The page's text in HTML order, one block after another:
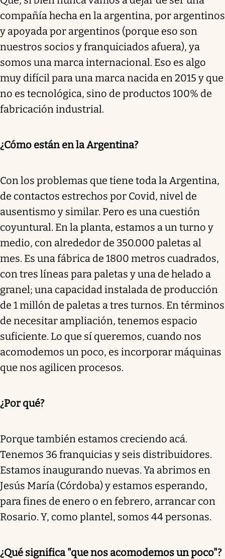
compañía hecha en la argentina, por argentinos
y apoyada por argentinos (porque eso son
nuestros socios y franquiciados afuera), ya
somos una marca internacional. Eso es algo
muy difícil para una marca nacida en 2015 y que
no es tecnológica, sino de productos 100% de
fabricación industrial.
¿Cómo están en la Argentina?
Con los problemas que tiene toda la Argentina,
de contactos estrechos por Covid, nivel de
ausentismo y similar. Pero es una cuestión
coyuntural. En la planta, estamos a un turno y
medio, con alrededor de 350.000 paletas al
mes. Es una fábrica de 1800 metros cuadrados,
con tres líneas para paletas y una de helado a
granel; una capacidad instalada de producción
de 1 millón de paletas a tres turnos. En términos
de necesitar ampliación, tenemos espacio
suficiente. Lo que sí queremos, cuando nos
acomodemos un poco, es incorporar máquinas
que nos agilicen procesos.
¿Por qué?
Porque también estamos creciendo acá.
Tenemos 36 franquicias y seis distribuidores.
Estamos inaugurando nuevas. Ya abrimos en
Jesús María (Córdoba) y estamos esperando,
para fines de enero o en febrero, arrancar con
Rosario. Y, como plantel, somos 44 personas.
¿Qué significa "que nos acomodemos un poco"?